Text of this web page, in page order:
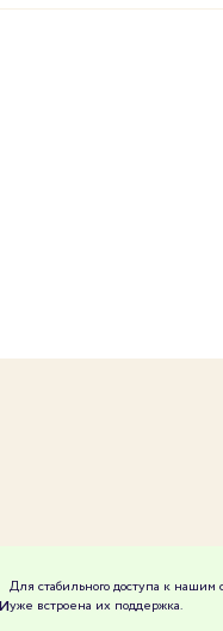
Для стабильного доступа к
уже встроена их поддержка.